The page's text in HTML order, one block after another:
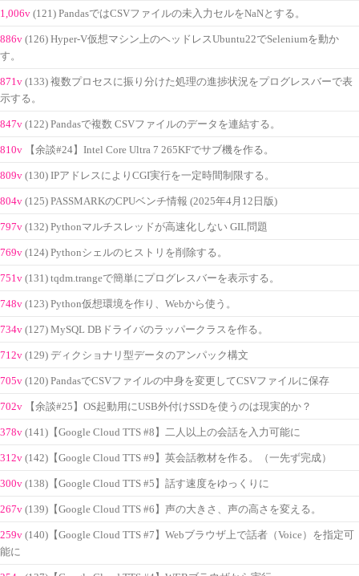
1,006v (121) PandasではCSVファイルの未入力セルをNaNとする。
886v (126) Hyper-V仮想マシン上のヘッドレスUbuntu22でSeleniumを動か
す。
871v (133) 複数プロセスに振り分けた処理の進捗状況をプログレスバーで表
示する。
847v (122) Pandasで複数 CSVファイルのデータを連結する。
810v 【余談#24】Intel Core Ultra 7 265KFでサブ機を作る。
809v (130) IPアドレスによりCGI実行を一定時間制限する。
804v (125) PASSMARKのCPUベンチ情報 (2025年4月12日版)
797v (132) Pythonマルチスレッドが高速化しない GIL問題
769v (124) Pythonシェルのヒストリを削除する。
751v (131) tqdm.trangeで簡単にプログレスバーを表示する。
748v (123) Python仮想環境を作り、Webから使う。
734v (127) MySQL DBドライバのラッパークラスを作る。
712v (129) ディクショナリ型データのアンパック構文
705v (120) PandasでCSVファイルの中身を変更してCSVファイルに保存
702v 【余談#25】OS起動用にUSB外付けSSDを使うのは現実的か？
378v (141)【Google Cloud TTS #8】二人以上の会話を入力可能に
312v (142)【Google Cloud TTS #9】英会話教材を作る。（一先ず完成）
300v (138)【Google Cloud TTS #5】話す速度をゆっくりに
267v (139)【Google Cloud TTS #6】声の大きさ、声の高さを変える。
259v (140)【Google Cloud TTS #7】Webブラウザ上で話者（Voice）を指定可
能に